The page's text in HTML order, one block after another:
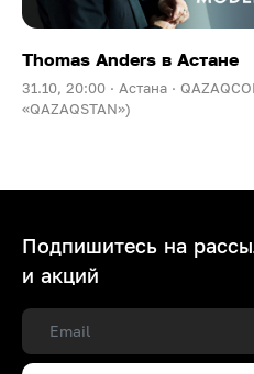
Thomas Anders в Астане
31.10, 20:00 · Астана ·
«QAZAQSTAN»)
Подпишитесь на
и акций